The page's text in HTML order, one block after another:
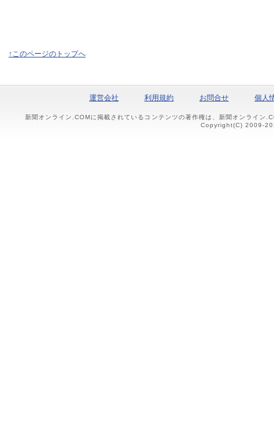
↑このページのトップへ
運営会社 利用規約 お問合せ 個人
新聞オンライン.COMに掲載されているコンテンツの著作権は、新聞オンライン
Copyright(C) 2009-